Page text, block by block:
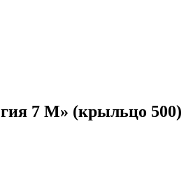
7 М» (крыльцо 500)